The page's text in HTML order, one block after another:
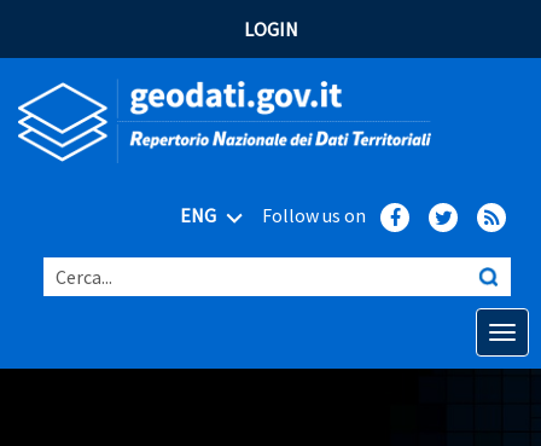
LOGIN
ENG Follow us on
Cerca...
Open